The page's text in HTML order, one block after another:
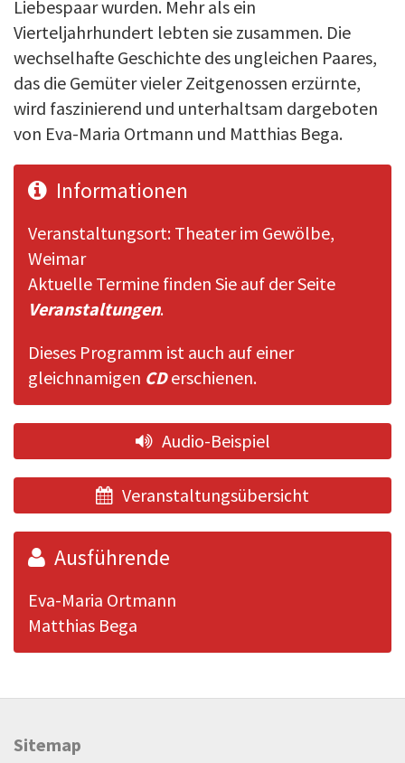
Liebespaar wurden. Mehr als ein
Vierteljahrhundert lebten sie zusammen. Die
wechselhafte Geschichte des ungleichen Paares,
das die Gemüter vieler Zeitgenossen erzürnte,
wird faszinierend und unterhaltsam dargeboten
von Eva-Maria Ortmann und Matthias Bega.
Informationen
Veranstaltungsort: Theater im Gewölbe,
Weimar
Aktuelle Termine finden Sie auf der Seite
Veranstaltungen.
Dieses Programm ist auch auf einer
gleichnamigen CDerschienen.
Audio-Beispiel
Veranstaltungsübersicht
Ausführende
Eva-Maria Ortmann
Matthias Bega
Sitemap